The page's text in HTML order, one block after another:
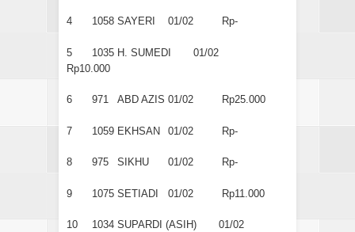
4 1058 SAYERI 01/02 Rp-
5 1035 H. SUMEDI
01/02
Rp10.000
6 971 ABD AZIS 01/02 Rp25.000
7 1059 EKHSAN 01/02 Rp-
8 975 SIKHU 01/02 Rp-
9 1075 SETIADI 01/02 Rp11.000
10 1034 SUPARDI (ASIH)
01/02